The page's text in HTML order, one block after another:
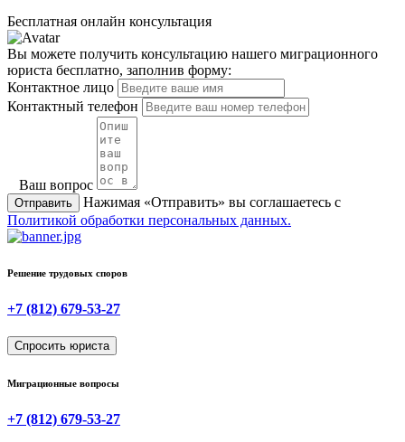
Бесплатная онлайн консультация
Вы можете получить консультацию нашего миграционного
юриста бесплатно, заполнив форму:
Контактное лицо
Контактный телефон
Ваш вопрос
Нажимая «Отправить» вы соглашаетесь с
Политикой обработки персональных данных.
Решение трудовых споров
+7 (812) 679-53-27
Спросить юриста
Миграционные вопросы
+7 (812) 679-53-27